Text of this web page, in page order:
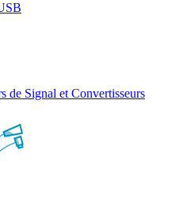
de Signal et Convertisseurs